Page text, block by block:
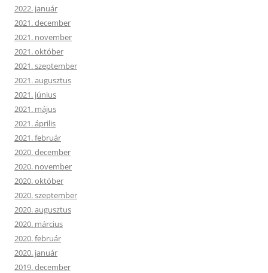
2022. január
2021. december
2021. november
2021. október
2021. szeptember
2021. augusztus
2021. június
2021. május
2021. április
2021. február
2020. december
2020. november
2020. október
2020. szeptember
2020. augusztus
2020. március
2020. február
2020. január
2019. december